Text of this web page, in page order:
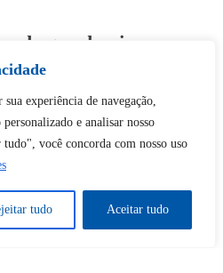
experiência de navegação,
e analisar nosso
você concorda com nosso uso
tudo Aceitar tudo
de que deseja
publicação?
esquerda : 0